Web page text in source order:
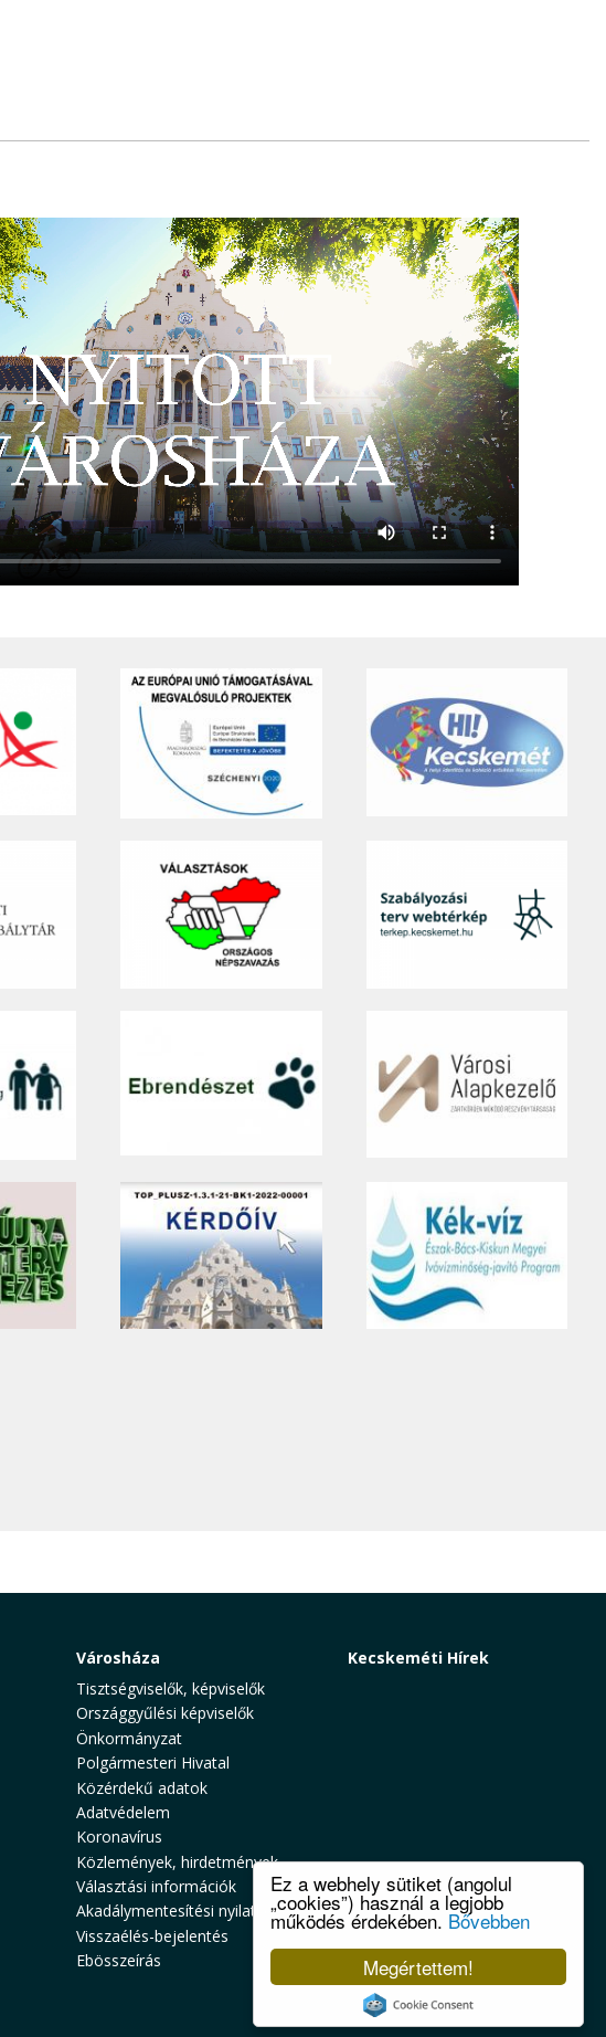
Megértettem!
Ez a webhely sütiket (angolul
„cookies”) használ a legjobb
működés érdekében. Bővebben
Városháza
Tisztségviselők, képviselők
Országgyűlési képviselők
Önkormányzat
Polgármesteri Hivatal
Közérdekű adatok
Adatvédelem
Koronavírus
Közlemények, hirdetmények
Választási információk
Akadálymentesítési nyilatkozat
Visszaélés-bejelentés
Ebösszeírás
Kecskeméti Hírek